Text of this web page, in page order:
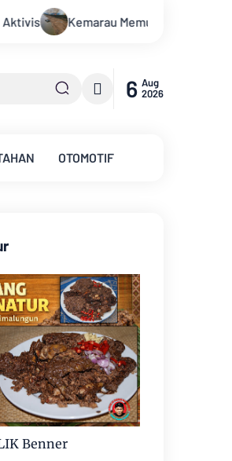
Sungai Batanghari Terus Menyusut,
6 Aug
2026
OTOMOTIF
Benner